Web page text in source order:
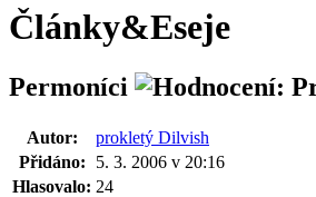
Články&Eseje
Permoníci
Autor:
prokletý Dilvish
Přidáno:
5. 3. 2006 v 20:16
Hlasovalo: 24